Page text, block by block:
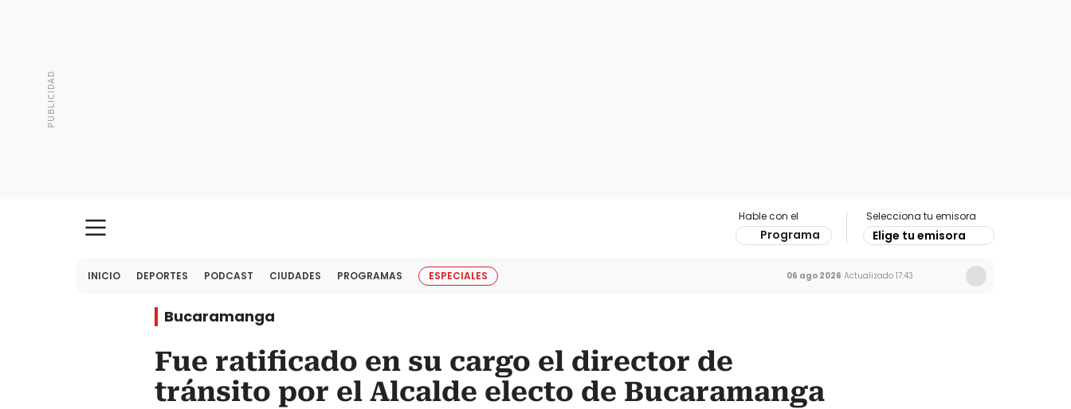
Hable con el
Programa
Selecciona tu emisora
Elige tu emisora
INICIO DEPORTES PODCAST CIUDADES PROGRAMAS ESPECIALES 06 ago 2026 Actualizado 17:43
Bucaramanga
Fue ratificado en su cargo el director de
tránsito por el Alcalde electo de Bucaramanga